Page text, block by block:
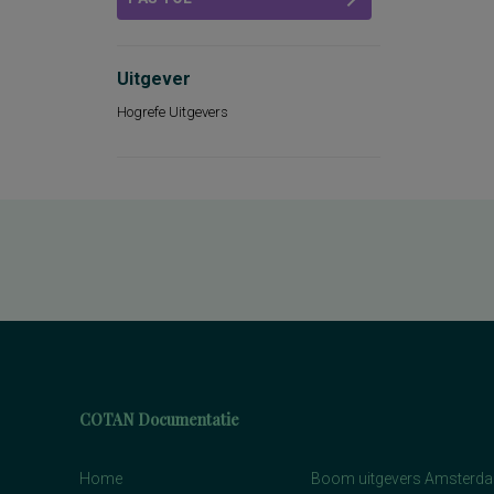
Uitgever
Hogrefe Uitgevers
COTAN Documentatie
Home Boom uitgevers